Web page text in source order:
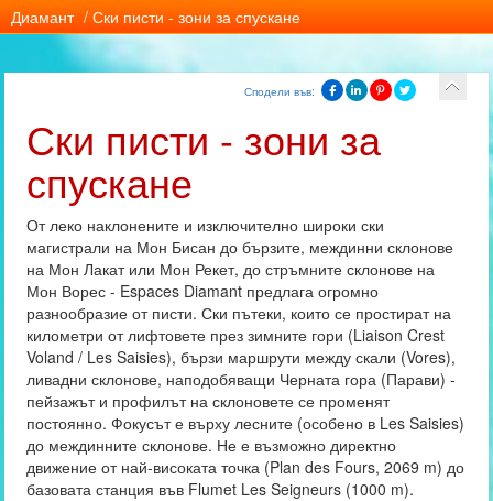
Диамант / Ски писти - зони за спускане
Сподели във:
Ски писти - зони за
спускане
От леко наклонените и изключително широки ски
магистрали на Мон Бисан до бързите, междинни склонове
на Мон Лакат или Мон Рекет, до стръмните склонове на
Мон Ворес - Espaces Diamant предлага огромно
разнообразие от писти. Ски пътеки, които се простират на
километри от лифтовете през зимните гори (Liaison Crest
Voland / Les Saisies), бързи маршрути между скали (Vores),
ливадни склонове, наподобяващи Черната гора (Парави) -
пейзажът и профилът на склоновете се променят
постоянно. Фокусът е върху лесните (особено в Les Saisies)
до междинните склонове. Не е възможно директно
движение от най-високата точка (Plan des Fours, 2069 m) до
базовата станция във Flumet Les Seigneurs (1000 m).